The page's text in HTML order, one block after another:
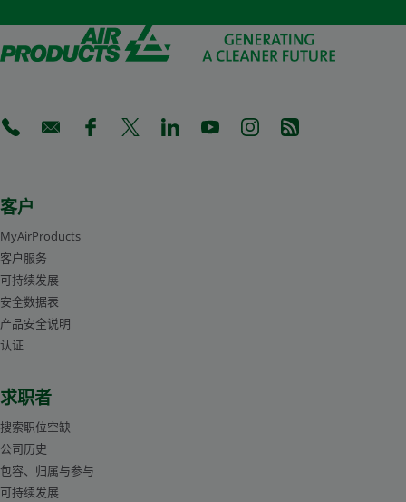
(Opens in a new tab)
(Opens in a new tab)
(Opens in a new tab)
(Opens in a new tab)
(Opens in a new tab)
(Opens in a new tab)
(Opens in a new tab)
(Opens in a new
客户
MyAirProducts
客户服务
可持续发展
安全数据表
产品安全说明
认证
求职者
搜索职位空缺
公司历史
包容、归属与参与
可持续发展